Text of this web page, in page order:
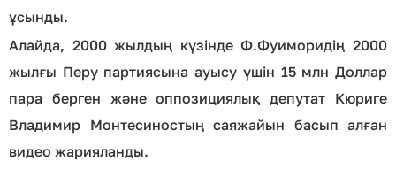
ұсынды.
Алайда, 2000 жылдың күзінде Ф.Фуиморидің 2000
жылғы Перу партиясына ауысу үшін 15 млн Доллар
пара берген және оппозициялық депутат Кюриге
Владимир Монтесиностың саяжайын басып алған
видео жарияланды.